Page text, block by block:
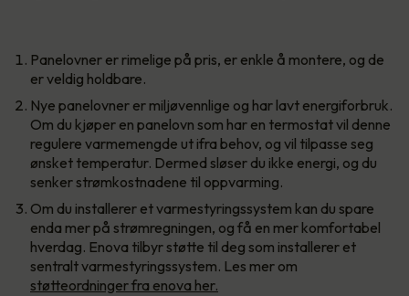
Panelovner er rimelige på pris, er enkle å montere, og de
er veldig holdbare.
Nye panelovner er miljøvennlige og har lavt energiforbruk.
Om du kjøper en panelovn som har en termostat vil denne
regulere varmemengde ut ifra behov, og vil tilpasse seg
ønsket temperatur. Dermed sløser du ikke energi, og du
senker strømkostnadene til oppvarming.
Om du installerer et varmestyringssystem kan du spare
enda mer på strømregningen, og få en mer komfortabel
hverdag. Enova tilbyr støtte til deg som installerer et
sentralt varmestyringssystem. Les mer om
støtteordninger fra enova her.